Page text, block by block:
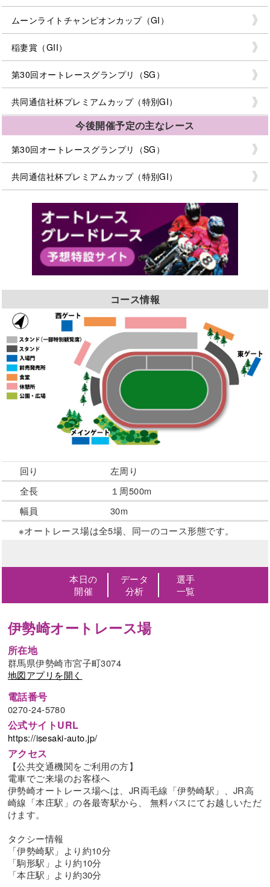
ムーンライトチャンピオンカップ（GI）
稲妻賞（GII）
第30回オートレースグランプリ（SG）
共同通信社杯プレミアムカップ（特別GI）
今後開催予定の主なレース
第30回オートレースグランプリ（SG）
共同通信社杯プレミアムカップ（特別GI）
コース情報
回り
左周り
全長
１周500m
幅員
30m
※オートレース場は全5場、同一のコース形態です。
本日の
開催
データ
分析
選手
一覧
伊勢崎オートレース場
所在地
群馬県伊勢崎市宮子町3074
地図アプリを開く
電話番号
0270-24-5780
公式サイトURL
https://isesaki-auto.jp/
アクセス
【公共交通機関をご利用の方】
電車でご来場のお客様へ
伊勢崎オートレース場へは、JR両毛線「伊勢崎駅」、JR高
崎線「本庄駅」の各最寄駅から、 無料バスにてお越しいただ
けます。
タクシー情報
「伊勢崎駅」より約10分
「駒形駅」より約10分
「本庄駅」より約30分